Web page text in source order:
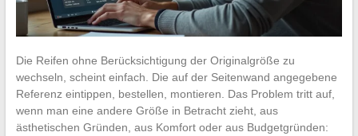
Die Reifen ohne Berücksichtigung der Originalgröße zu
wechseln, scheint einfach. Die auf der Seitenwand angegebene
Referenz eintippen, bestellen, montieren. Das Problem tritt auf,
wenn man eine andere Größe in Betracht zieht, aus
ästhetischen Gründen, aus Komfort oder aus Budgetgründen: